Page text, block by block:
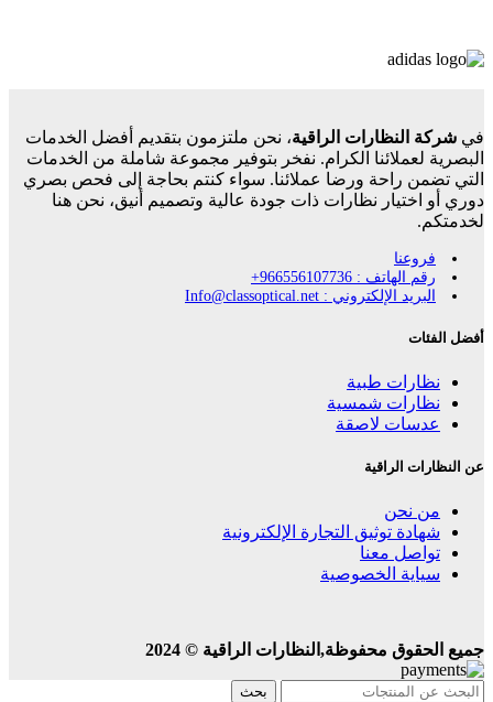
في شركة النظارات الراقية، نحن ملتزمون بتقديم أفضل الخدمات
البصرية لعملائنا الكرام. نفخر بتوفير مجموعة شاملة من الخدمات
التي تضمن راحة ورضا عملائنا. سواء كنتم بحاجة إلى فحص بصري
دوري أو اختيار نظارات ذات جودة عالية وتصميم أنيق، نحن هنا
لخدمتكم.
فروعنا
رقم الهاتف : 966556107736+
البريد الإلكتروني : Info@classoptical.net
أفضل الفئات
نظارات طبية
نظارات شمسية
عدسات لاصقة
عن النظارات الراقية
من نحن
شهادة توثيق التجارة الإلكترونية
تواصل معنا
سياية الخصوصية
جميع الحقوق محفوظة,النظارات الراقية © 2024
بحث